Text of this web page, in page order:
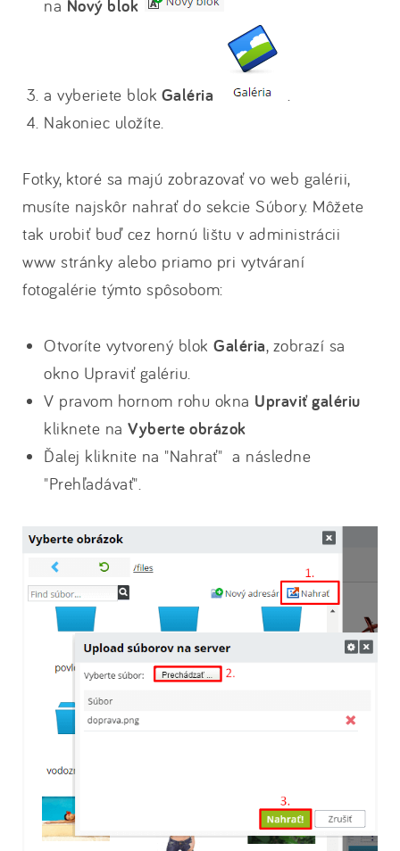
na Nový blok
a vyberiete blok Galéria
.
Nakoniec uložíte.
Fotky, ktoré sa majú zobrazovať vo web galérii,
musíte najskôr nahrať do sekcie Súbory. Môžete
tak urobiť buď cez hornú lištu v administrácii
www stránky alebo priamo pri vytváraní
fotogalérie týmto spôsobom:
Otvoríte vytvorený blok Galéria, zobrazí sa
okno Upraviť galériu.
V pravom hornom rohu okna Upraviť galériu
kliknete na Vyberte obrázok
Ďalej kliknite na "Nahrať" a následne
"Prehľadávať".